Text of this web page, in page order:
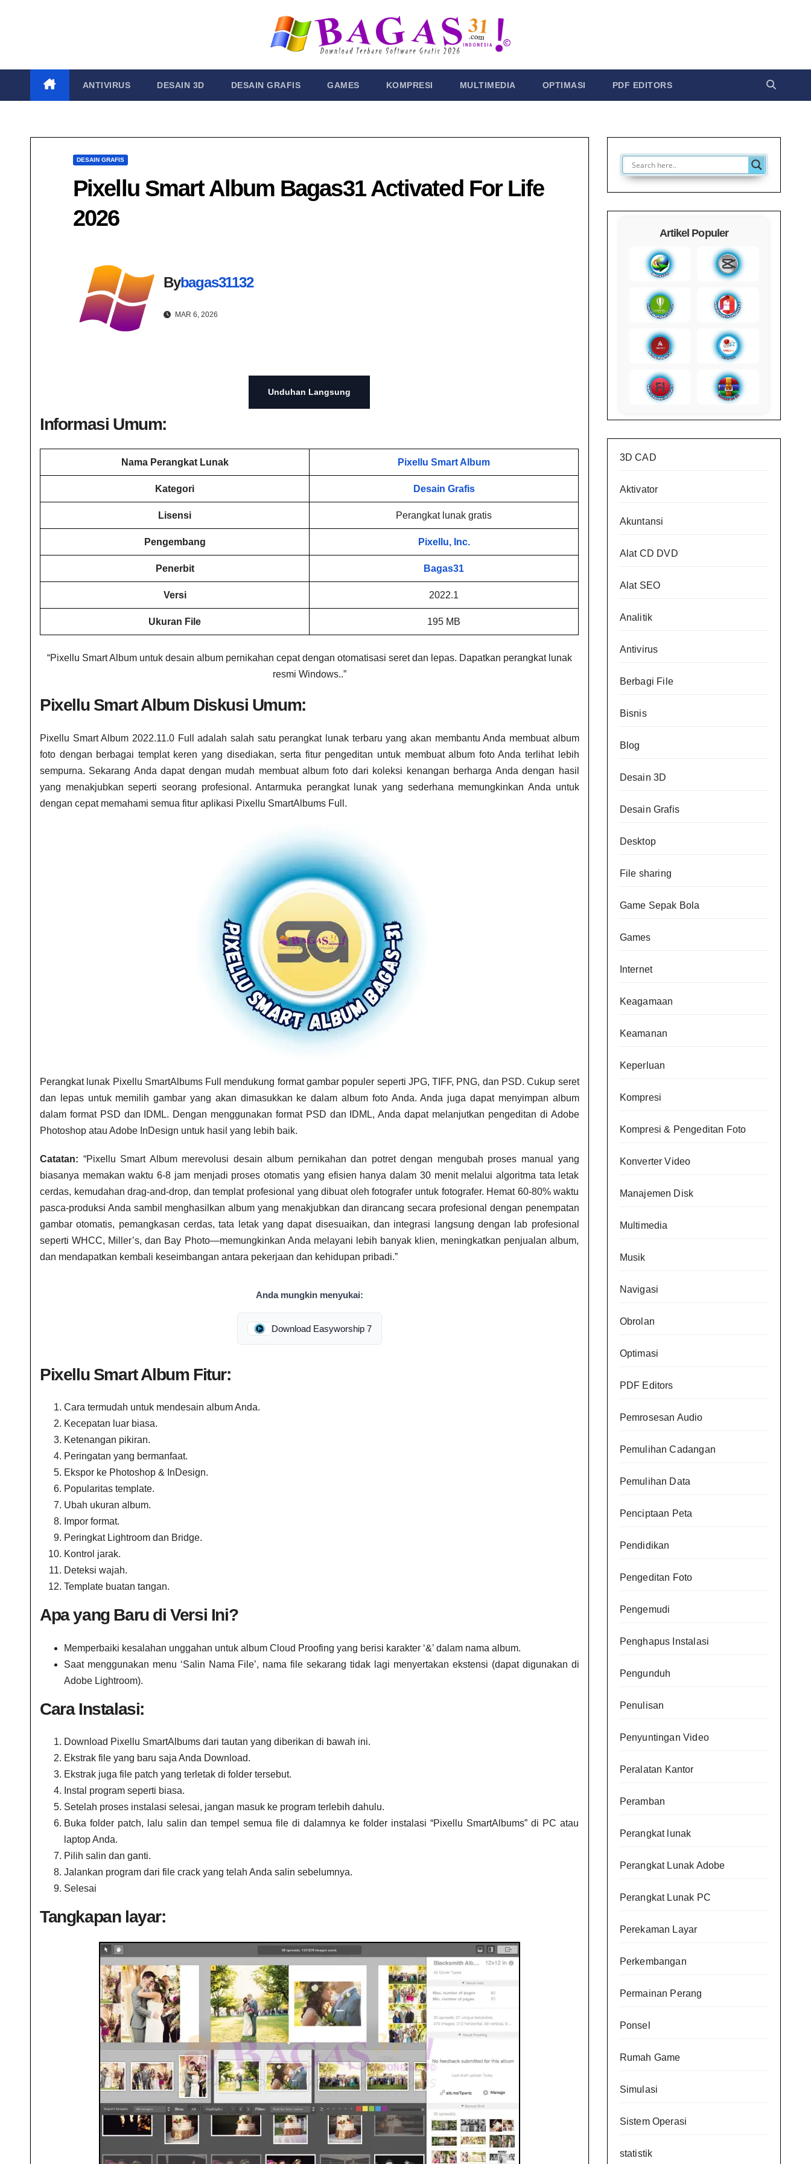
ANTIVIRUS DESAIN 3D DESAIN GRAFIS GAMES KOMPRESI MULTIMEDIA OPTIMASI PDF EDITORS
DESAIN GRAFIS
Pixellu Smart Album Bagas31​ Activated For Life
2026
Bybagas31132
MAR 6, 2026
Unduhan Langsung
Informasi Umum:
Nama Perangkat Lunak Pixellu Smart Album
Kategori Desain Grafis
Lisensi Perangkat lunak gratis
Pengembang Pixellu, Inc.
Penerbit Bagas31
Versi 2022.1
Ukuran File 195 MB
“Pixellu Smart Album untuk desain album pernikahan cepat dengan otomatisasi seret dan lepas. Dapatkan perangkat lunak
resmi Windows..”
Pixellu Smart Album Diskusi Umum:
Pixellu Smart Album 2022.11.0 Full adalah salah satu perangkat lunak terbaru yang akan membantu Anda membuat album
foto dengan berbagai templat keren yang disediakan, serta fitur pengeditan untuk membuat album foto Anda terlihat lebih
sempurna. Sekarang Anda dapat dengan mudah membuat album foto dari koleksi kenangan berharga Anda dengan hasil
yang menakjubkan seperti seorang profesional. Antarmuka perangkat lunak yang sederhana memungkinkan Anda untuk
dengan cepat memahami semua fitur aplikasi Pixellu SmartAlbums Full.
Perangkat lunak Pixellu SmartAlbums Full mendukung format gambar populer seperti JPG, TIFF, PNG, dan PSD. Cukup seret
dan lepas untuk memilih gambar yang akan dimasukkan ke dalam album foto Anda. Anda juga dapat menyimpan album
dalam format PSD dan IDML. Dengan menggunakan format PSD dan IDML, Anda dapat melanjutkan pengeditan di Adobe
Photoshop atau Adobe InDesign untuk hasil yang lebih baik.
Catatan: “Pixellu Smart Album merevolusi desain album pernikahan dan potret dengan mengubah proses manual yang
biasanya memakan waktu 6-8 jam menjadi proses otomatis yang efisien hanya dalam 30 menit melalui algoritma tata letak
cerdas, kemudahan drag-and-drop, dan templat profesional yang dibuat oleh fotografer untuk fotografer. Hemat 60-80% waktu
pasca-produksi Anda sambil menghasilkan album yang menakjubkan dan dirancang secara profesional dengan penempatan
gambar otomatis, pemangkasan cerdas, tata letak yang dapat disesuaikan, dan integrasi langsung dengan lab profesional
seperti WHCC, Miller’s, dan Bay Photo—memungkinkan Anda melayani lebih banyak klien, meningkatkan penjualan album,
dan mendapatkan kembali keseimbangan antara pekerjaan dan kehidupan pribadi.”
Anda mungkin menyukai:
Download Easyworship 7
Pixellu Smart Album Fitur:
Cara termudah untuk mendesain album Anda.
Kecepatan luar biasa.
Ketenangan pikiran.
Peringatan yang bermanfaat.
Ekspor ke Photoshop & InDesign.
Popularitas template.
Ubah ukuran album.
Impor format.
Peringkat Lightroom dan Bridge.
Kontrol jarak.
Deteksi wajah.
Template buatan tangan.
Apa yang Baru di Versi Ini?
Memperbaiki kesalahan unggahan untuk album Cloud Proofing yang berisi karakter ‘&’ dalam nama album.
Saat menggunakan menu ‘Salin Nama File’, nama file sekarang tidak lagi menyertakan ekstensi (dapat digunakan di
Adobe Lightroom).
Cara Instalasi:
Download Pixellu SmartAlbums dari tautan yang diberikan di bawah ini.
Ekstrak file yang baru saja Anda Download.
Ekstrak juga file patch yang terletak di folder tersebut.
Instal program seperti biasa.
Setelah proses instalasi selesai, jangan masuk ke program terlebih dahulu.
Buka folder patch, lalu salin dan tempel semua file di dalamnya ke folder instalasi “Pixellu SmartAlbums” di PC atau
laptop Anda.
Pilih salin dan ganti.
Jalankan program dari file crack yang telah Anda salin sebelumnya.
Selesai
Tangkapan layar:
Artikel Populer
3D CAD
Aktivator
Akuntansi
Alat CD DVD
Alat SEO
Analitik
Antivirus
Berbagi File
Bisnis
Blog
Desain 3D
Desain Grafis
Desktop
File sharing
Game Sepak Bola
Games
Internet
Keagamaan
Keamanan
Keperluan
Kompresi
Kompresi & Pengeditan Foto
Konverter Video
Manajemen Disk
Multimedia
Musik
Navigasi
Obrolan
Optimasi
PDF Editors
Pemrosesan Audio
Pemulihan Cadangan
Pemulihan Data
Penciptaan Peta
Pendidikan
Pengeditan Foto
Pengemudi
Penghapus Instalasi
Pengunduh
Penulisan
Penyuntingan Video
Peralatan Kantor
Peramban
Perangkat lunak
Perangkat Lunak Adobe
Perangkat Lunak PC
Perekaman Layar
Perkembangan
Permainan Perang
Ponsel
Rumah Game
Simulasi
Sistem Operasi
statistik